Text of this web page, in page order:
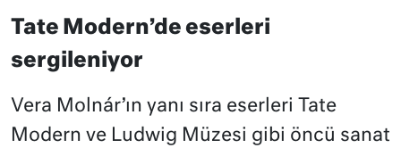
Tate Modern’de eserleri
sergileniyor
Vera Molnár’ın yanı sıra eserleri Tate
Modern ve Ludwig Müzesi gibi öncü sanat